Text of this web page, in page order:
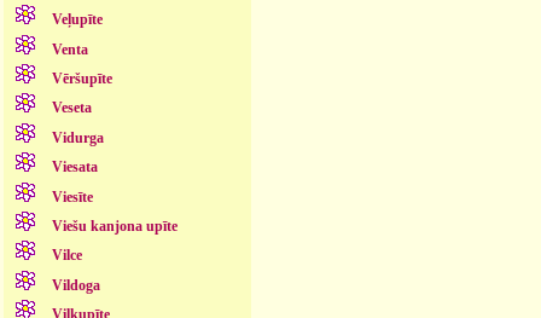
Veļupīte
Venta
Vēršupīte
Veseta
Vidurga
Viesata
Viesīte
Viešu kanjona upīte
Vilce
Vildoga
Vilkupīte